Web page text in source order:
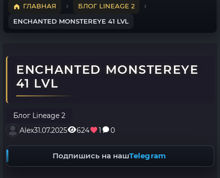
ГЛАВНАЯ
БЛОГ LINEAGE 2
ENCHANTED MONSTEREYE 41 LVL
ENCHANTED MONSTEREYE
41 LVL
Блог Lineage 2
Alex31.07.2025 624 1 0
Подпишись на нашTelegram